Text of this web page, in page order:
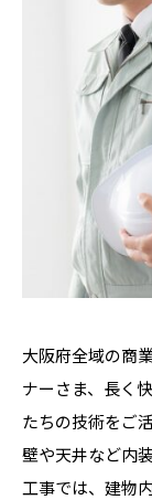
大阪府全域の商
ナーさま、長く
たちの技術をご
壁や天井など内
工事では、建物